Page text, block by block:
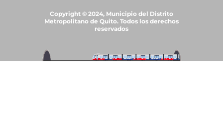
Copyright © 2024, Municipio del Distrito
Metropolitano de Quito. Todos los derechos
reservados